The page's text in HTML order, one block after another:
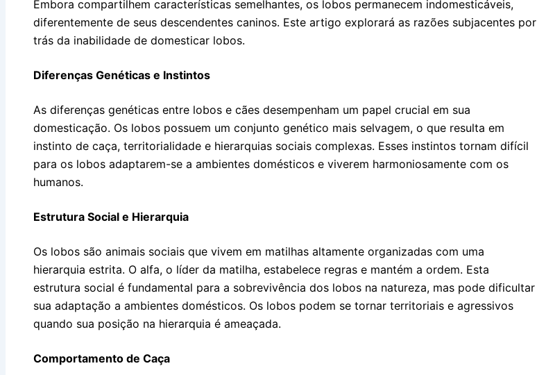
Embora compartilhem características semelhantes, os lobos permanecem indomesticáveis,
diferentemente de seus descendentes caninos. Este artigo explorará as razões subjacentes por
trás da inabilidade de domesticar lobos.
Diferenças Genéticas e Instintos
As diferenças genéticas entre lobos e cães desempenham um papel crucial em sua
domesticação. Os lobos possuem um conjunto genético mais selvagem, o que resulta em
instinto de caça, territorialidade e hierarquias sociais complexas. Esses instintos tornam difícil
para os lobos adaptarem-se a ambientes domésticos e viverem harmoniosamente com os
humanos.
Estrutura Social e Hierarquia
Os lobos são animais sociais que vivem em matilhas altamente organizadas com uma
hierarquia estrita. O alfa, o líder da matilha, estabelece regras e mantém a ordem. Esta
estrutura social é fundamental para a sobrevivência dos lobos na natureza, mas pode dificultar
sua adaptação a ambientes domésticos. Os lobos podem se tornar territoriais e agressivos
quando sua posição na hierarquia é ameaçada.
Comportamento de Caça